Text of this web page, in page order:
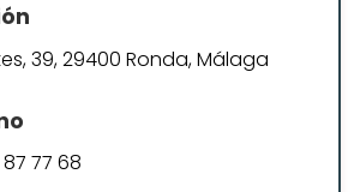
39, 29400 Ronda, Málaga
77 68